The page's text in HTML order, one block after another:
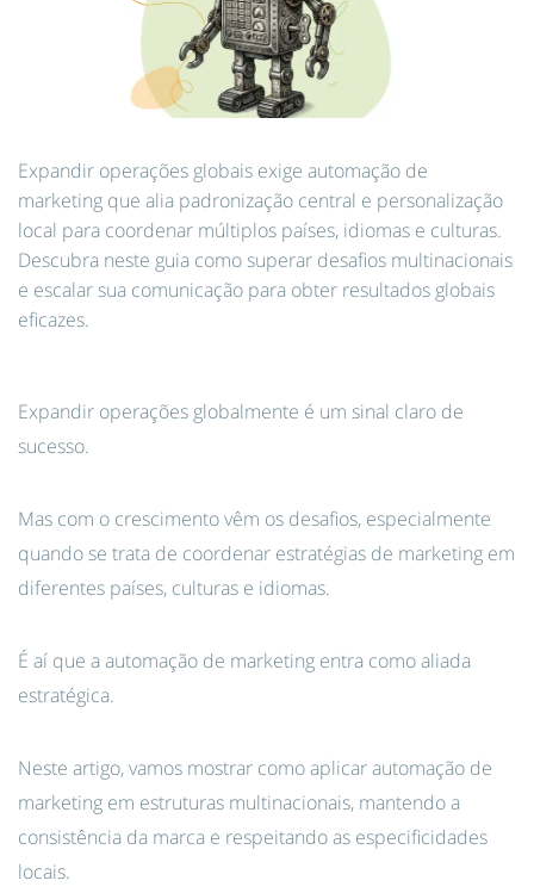
Expandir operações globais exige automação de
marketing que alia padronização central e personalização
local para coordenar múltiplos países, idiomas e culturas.
Descubra neste guia como superar desafios multinacionais
e escalar sua comunicação para obter resultados globais
eficazes.
Expandir operações globalmente é um sinal claro de
sucesso.
Mas com o crescimento vêm os desafios, especialmente
quando se trata de coordenar estratégias de marketing em
diferentes países, culturas e idiomas.
É aí que a automação de marketing entra como aliada
estratégica.
Neste artigo, vamos mostrar como aplicar automação de
marketing em estruturas multinacionais, mantendo a
consistência da marca e respeitando as especificidades
locais.